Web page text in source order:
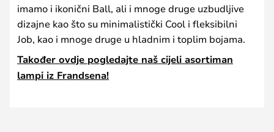
imamo i ikonični Ball, ali i mnoge druge uzbudljive
dizajne kao što su minimalistički Cool i fleksibilni
Job, kao i mnoge druge u hladnim i toplim bojama.
Također ovdje pogledajte naš cijeli asortiman
lampi iz Frandsena!